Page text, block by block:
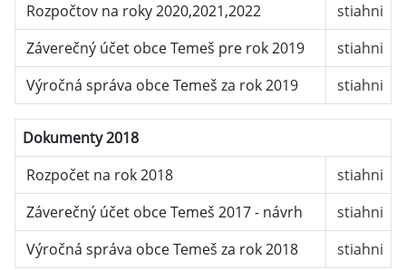
Rozpočtov na roky 2020,2021,2022
stiahni
Záverečný účet obce Temeš pre rok 2019
stiahni
Výročná správa obce Temeš za rok 2019
stiahni
Dokumenty 2018
Rozpočet na rok 2018
stiahni
Záverečný účet obce Temeš 2017 - návrh
stiahni
Výročná správa obce Temeš za rok 2018
stiahni